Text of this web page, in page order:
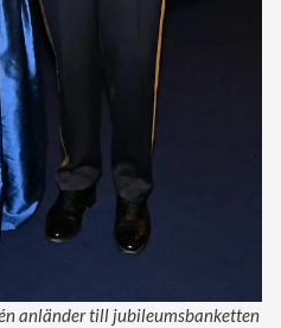
anländer till jubileumsbanketten